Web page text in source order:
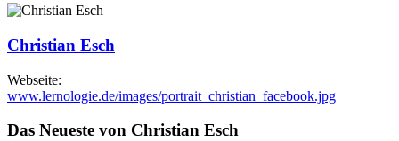
Christian Esch
Webseite:
www.lernologie.de/images/portrait_christian_facebook.jpg
Das Neueste von Christian Esch